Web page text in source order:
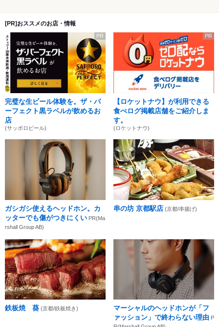
[PR]おススメのお店・情報
PR
完璧な生ビール体験を。ザ・パ
ーフェクト黒ラベルが飲めるお
店
(サッポロビール)
PR
【ロケットナウ】が利用できる
食べログ掲載店舗をご紹介しま
す。
(ロケットナウ)
ガシガシ使えるヘッドホン。カ
ッターでも傷がつきにくい PR(Ma
rshall Group AB)
串の坊 京都駅店 (京都/串揚げ)
鉄板焼 葵 (京都/鉄板焼き)
マーシャルのヘッドホンが「フ
ァッション」で終わらない理由 P